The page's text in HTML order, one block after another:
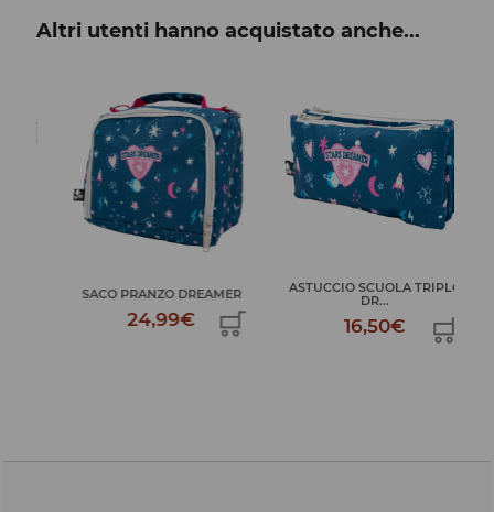
Altri utenti hanno acquistato anche...
SACO PRANZO DREAMER
24,99€
ASTUCCIO SCUOLA TRIPLO
DR...
16,50€